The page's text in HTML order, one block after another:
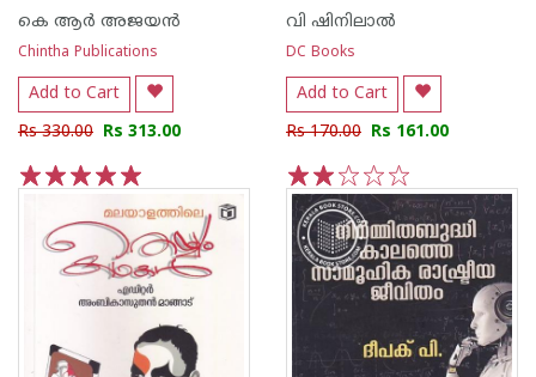
കെ ആര്‍ അജയന്‍
Chintha Publications
Add to Cart
Rs 330.00 Rs 313.00
വി ഷിനിലാല്‍
DC Books
Add to Cart
Rs 170.00 Rs 161.00
5
4
3
2
1